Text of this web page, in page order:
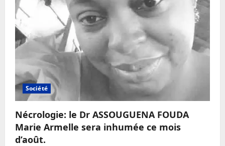
Société
Nécrologie: le Dr ASSOUGUENA FOUDA
Marie Armelle sera inhumée ce mois
d’août.